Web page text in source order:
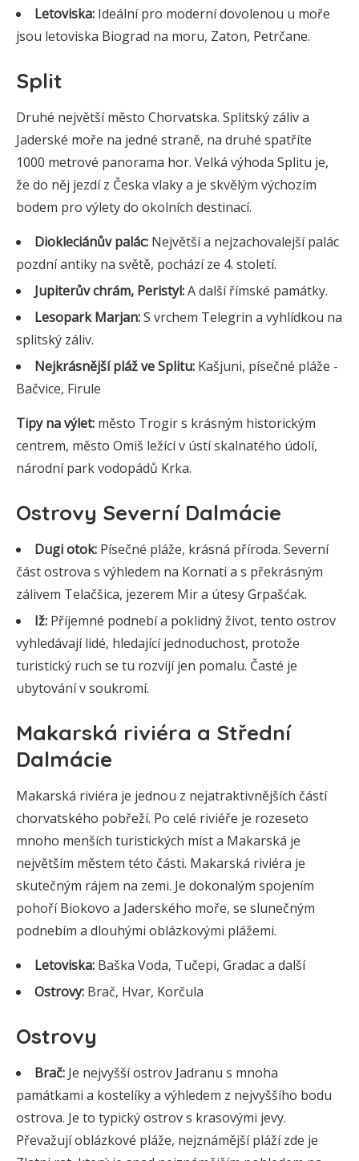
Letoviska: Ideální pro moderní dovolenou u moře
jsou letoviska Biograd na moru, Zaton, Petrčane.
Split
Druhé největší město Chorvatska. Splitský záliv a
Jaderské moře na jedné straně, na druhé spatříte
1000 metrové panorama hor. Velká výhoda Splitu je,
že do něj jezdí z Česka vlaky a je skvělým výchozím
bodem pro výlety do okolních destinací.
Diokleciánův palác: Největší a nejzachovalejší palác
pozdní antiky na světě, pochází ze 4. století.
Jupiterův chrám, Peristyl:A další římské památky.
Lesopark Marjan:S vrchem Telegrin a vyhlídkou na
splitský záliv.
Nejkrásnější pláž ve Splitu: Kašjuni, písečné pláže -
Bačvice, Firule
Tipy na výlet: město Trogir s krásným historickým
centrem, město Omiš ležící v ústí skalnatého údolí,
národní park vodopádů Krka.
Ostrovy Severní Dalmácie
Dugi otok: Písečné pláže, krásná příroda. Severní
část ostrova s výhledem na Kornati a s překrásným
zálivem Telačšica, jezerem Mir a útesy Grpašćak.
Iž: Příjemné podnebí a poklidný život, tento ostrov
vyhledávají lidé, hledající jednoduchost, protože
turistický ruch se tu rozvíjí jen pomalu. Časté je
ubytování v soukromí.
Makarská riviéra a Střední
Dalmácie
Makarská riviéra je jednou z nejatraktivnějších částí
chorvatského pobřeží. Po celé riviéře je rozeseto
mnoho menších turistických míst a Makarská je
největším městem této části. Makarská riviéra je
skutečným rájem na zemi. Je dokonalým spojením
pohoří Biokovo a Jaderského moře, se slunečným
podnebím a dlouhými oblázkovými plážemi.
Letoviska: Baška Voda, Tučepi, Gradac a další
Ostrovy: Brač, Hvar, Korčula
Ostrovy
Brač: Je nejvyšší ostrov Jadranu s mnoha
památkami a kostelíky a výhledem z nejvyššího bodu
ostrova. Je to typický ostrov s krasovými jevy.
Převažují oblázkové pláže, nejznámější pláží zde je